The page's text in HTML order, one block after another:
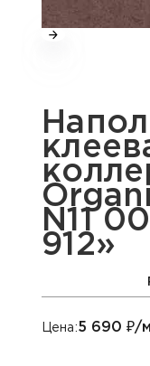
N11
912»
Цена:5 690 ₽/м